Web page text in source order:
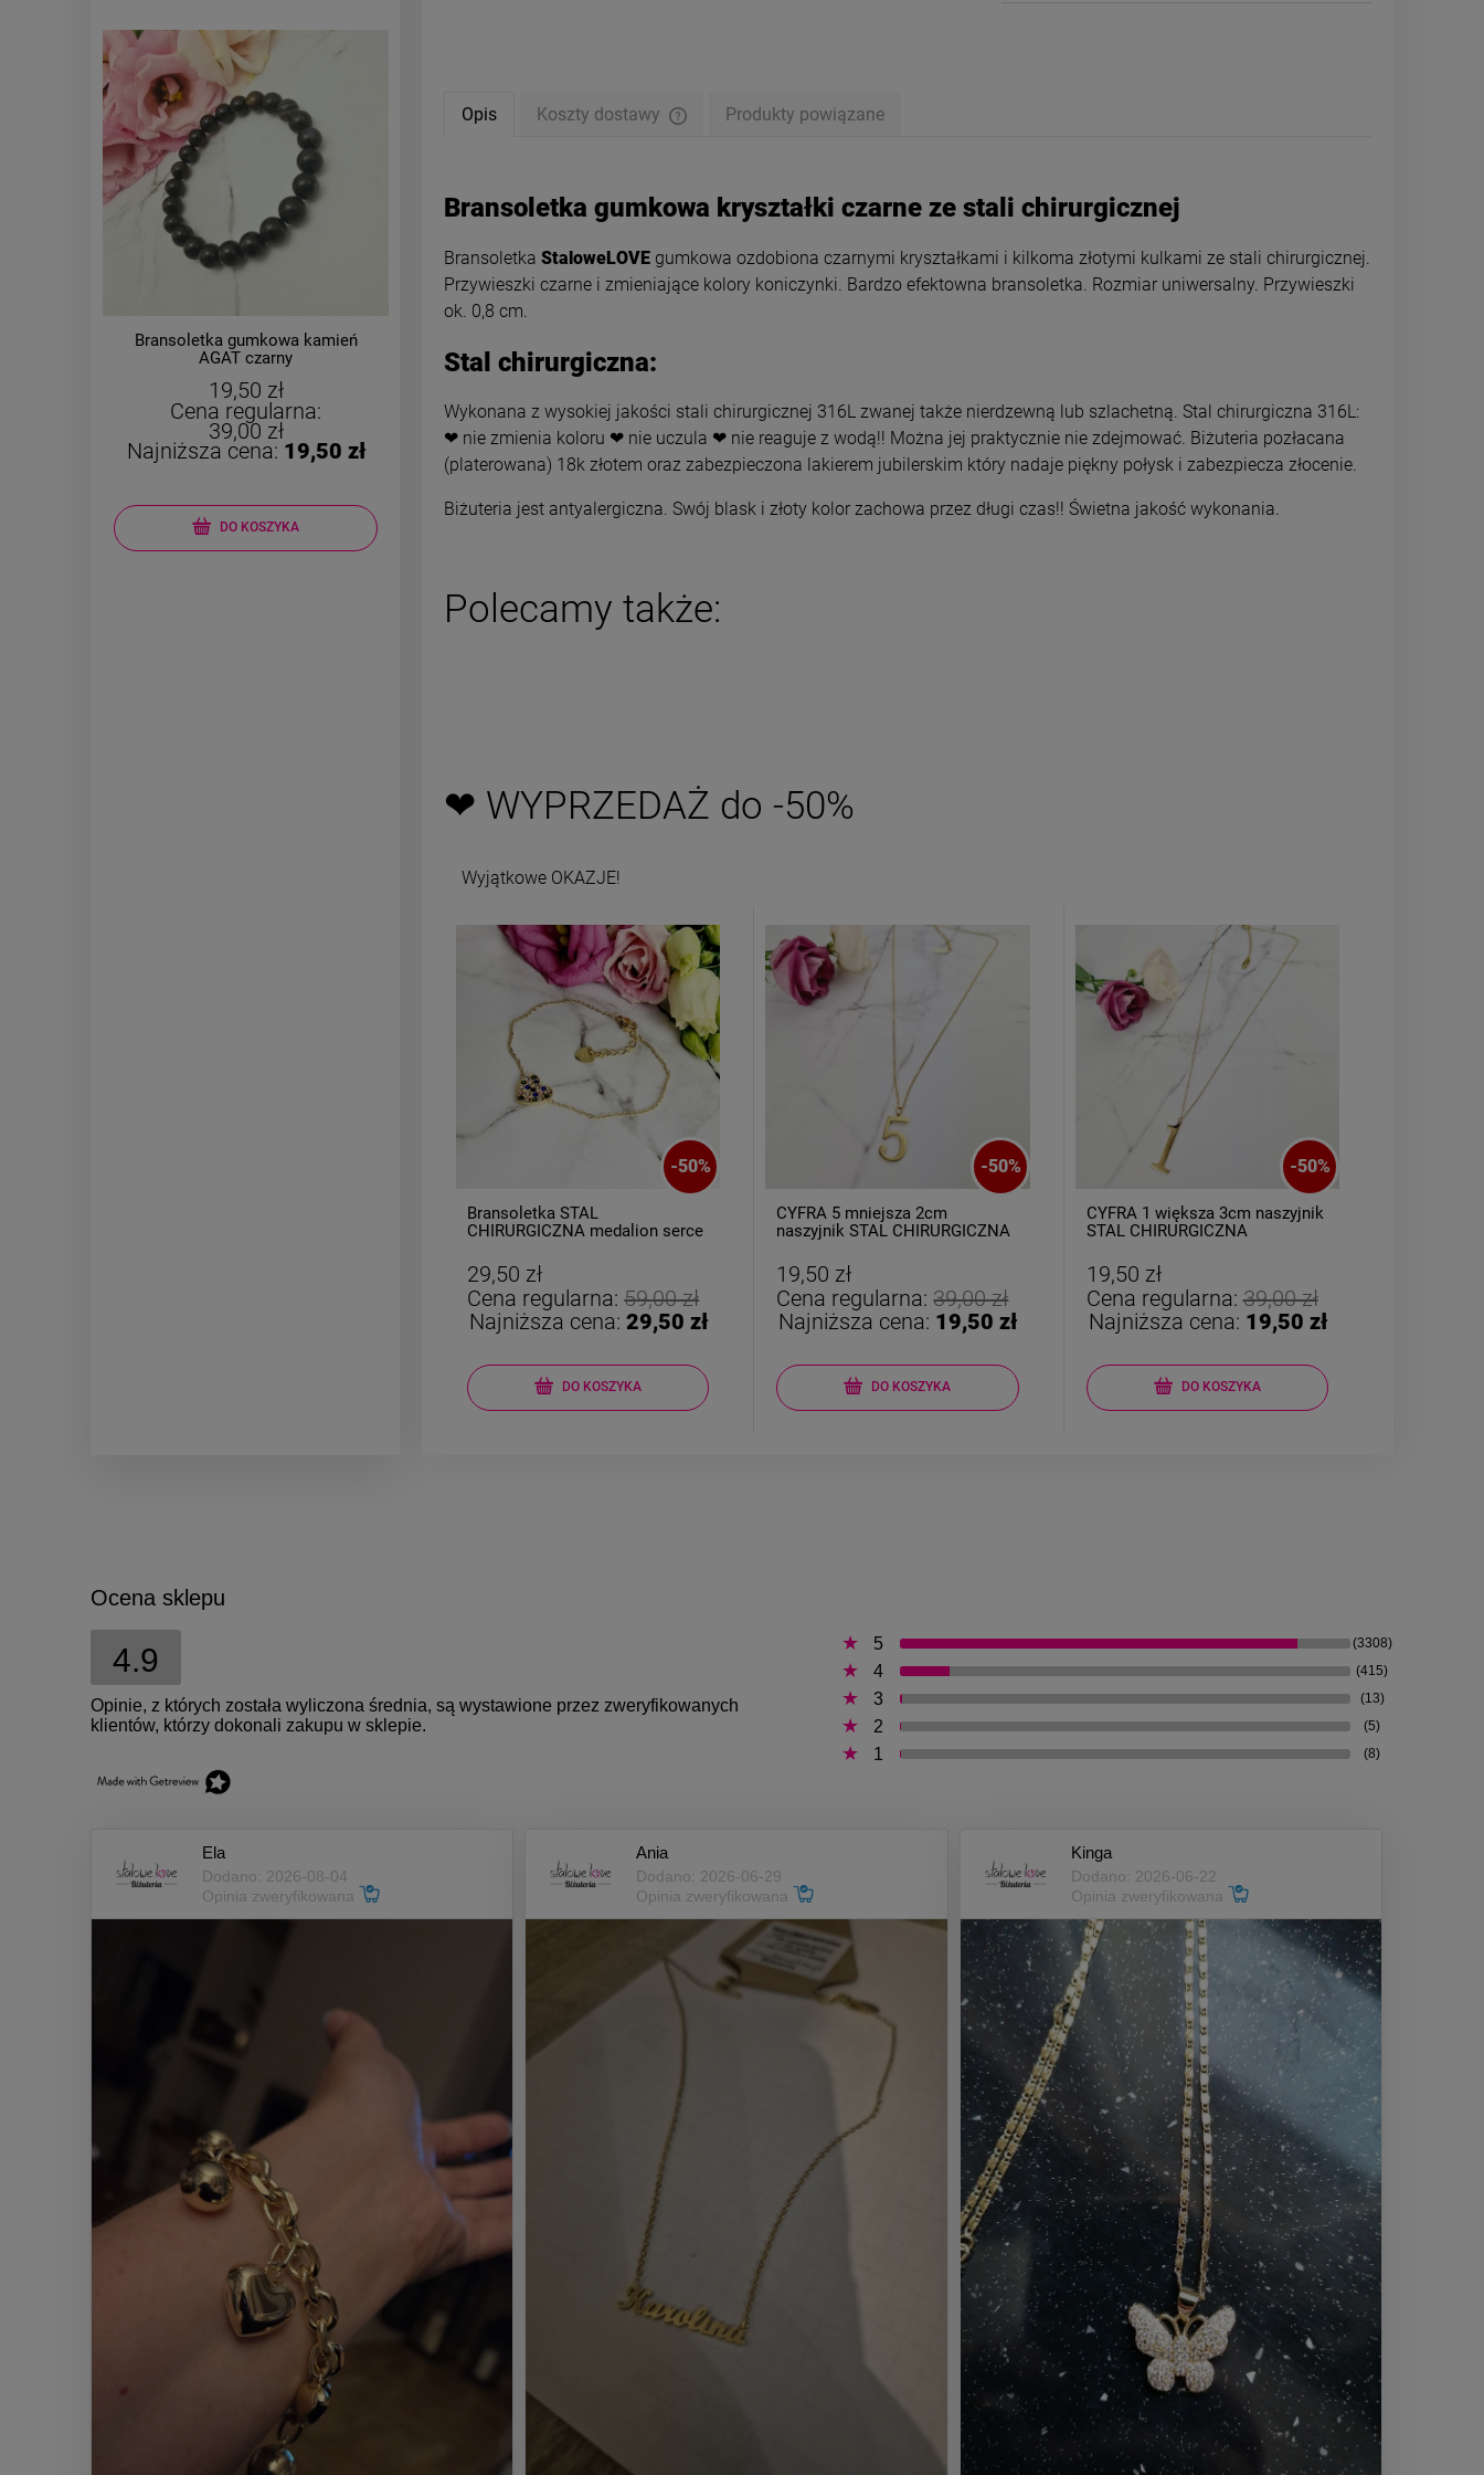
Bransoletka gumkowa kamień
AGAT czarny
19,50 zł
Cena regularna:
39,00 zł
Najniższa cena: 19,50 zł
DO KOSZYKA
medalion "Maryjka" splot
powiadom o dostępności DO KOSZYKA DO KOSZYKA
Opis Koszty dostawy Produkty powiązane
Bransoletka gumkowa kryształki czarne ze stali chirurgicznej
Bransoletka StaloweLOVE gumkowa ozdobiona czarnymi kryształkami i kilkoma złotymi kulkami ze stali chirurgicznej.
Przywieszki czarne i zmieniające kolory koniczynki. Bardzo efektowna bransoletka. Rozmiar uniwersalny. Przywieszki
ok. 0,8 cm.
Stal chirurgiczna:
Wykonana z wysokiej jakości stali chirurgicznej 316L zwanej także nierdzewną lub szlachetną. Stal chirurgiczna 316L:
❤ nie zmienia koloru ❤ nie uczula ❤ nie reaguje z wodą!! Można jej praktycznie nie zdejmować. Biżuteria pozłacana
(platerowana) 18k złotem oraz zabezpieczona lakierem jubilerskim który nadaje piękny połysk i zabezpiecza złocenie.
Biżuteria jest antyalergiczna. Swój blask i złoty kolor zachowa przez długi czas!! Świetna jakość wykonania.
Polecamy także:
❤ WYPRZEDAŻ do -50%
Wyjątkowe OKAZJE!
-50%
Bransoletka STAL
CHIRURGICZNA medalion serce
29,50 zł
Cena regularna:59,00 zł
Najniższa cena: 29,50 zł
DO KOSZYKA
-50%
CYFRA 5 mniejsza 2cm
naszyjnik STAL CHIRURGICZNA
19,50 zł
Cena regularna:39,00 zł
Najniższa cena: 19,50 zł
DO KOSZYKA
-50%
CYFRA 1 większa 3cm naszyjnik
STAL CHIRURGICZNA
19,50 zł
Cena regularna:39,00 zł
Najniższa cena: 19,50 zł
DO KOSZYKA
Ocena sklepu
4.9
Opinie, z których została wyliczona średnia, są wystawione przez zweryfikowanych
klientów, którzy dokonali zakupu w sklepie.
5 (3308)
4 (415)
3 (13)
2 (5)
1 (8)
Ela
Dodano: 2026-08-04
Opinia zweryfikowana
Ania
Dodano: 2026-06-29
Opinia zweryfikowana
Kinga
Dodano: 2026-06-22
Opinia zweryfikowana